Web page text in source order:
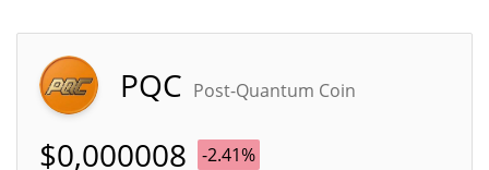
PQC Post-Quantum Coin
$0,000008 -2.41%